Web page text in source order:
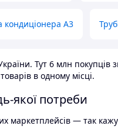
кондиціонера А3
Тут 6 млн покупців
в одному місці.
якої потреби
маркетплейсів — так